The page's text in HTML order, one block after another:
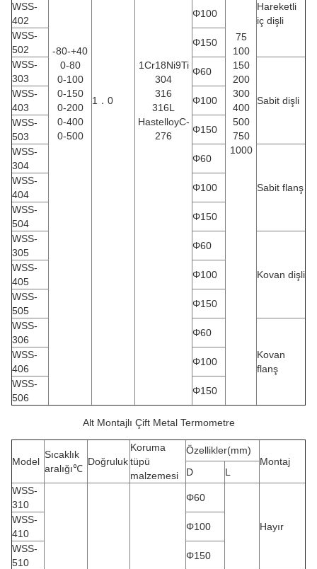
-80-+40
0-80
0-100
0-150
0-200
0-400
0-500
1．0
1Cr18Ni9Ti
304
316
316L
HastelloyC-
276
75
100
150
200
300
400
500
750
1000
Hareketli
iç dişli
WSS-
402
Φ100
WSS-
502
Φ150
WSS-
303
Φ60
Sabit dişli
WSS-
403
Φ100
WSS-
503
Φ150
WSS-
304
Φ60
Sabit flanş
WSS-
404
Φ100
WSS-
504
Φ150
WSS-
305
Φ60
Kovan dişli
WSS-
405
Φ100
WSS-
505
Φ150
WSS-
306
Φ60
Kovan
flanş
WSS-
406
Φ100
WSS-
506
Φ150
Alt Montajlı Çift Metal Termometre
Model
Sıcaklık
aralığı℃
Doğruluk
Koruma
tüpü
malzemesi
Özellikler(mm)
Montaj
D
L
WSS-
310
Φ60
Hayır
WSS-
410
Φ100
WSS-
510
Φ150